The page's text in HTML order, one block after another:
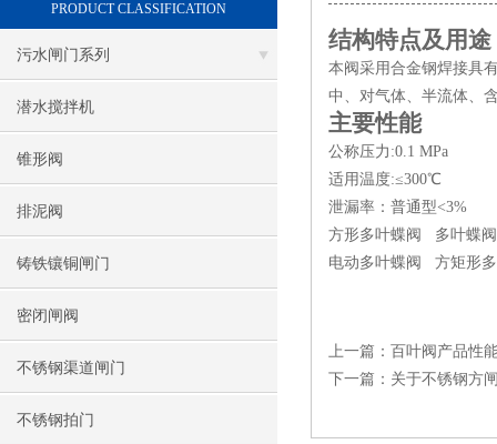
PRODUCT CLASSIFICATION
污水闸门系列
潜水搅拌机
锥形阀
排泥阀
铸铁镶铜闸门
密闭闸阀
不锈钢渠道闸门
不锈钢拍门
结构特点及用途
本阀采用合金钢焊接具
中、对气体、半流体、
主要性能
公称压力:0.1 MPa
适用温度:≤300℃
泄漏率：普通型<3%
方形多叶蝶阀 多叶
电动多叶蝶阀 方矩形
上一篇： 百叶阀产品性
下一篇： 关于不锈钢方